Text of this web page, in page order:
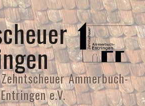
Ammerbuch-
Entringen e.V.